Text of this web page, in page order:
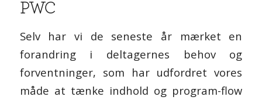
PWC
Selv har vi de seneste år mærket en
forandring i deltagernes behov og
forventninger, som har udfordret vores
måde at tænke indhold og program-flow